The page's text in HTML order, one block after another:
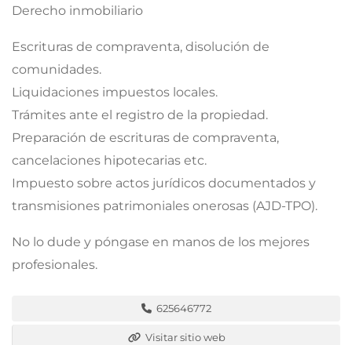
Derecho inmobiliario
Escrituras de compraventa, disolución de
comunidades.
Liquidaciones impuestos locales.
Trámites ante el registro de la propiedad.
Preparación de escrituras de compraventa,
cancelaciones hipotecarias etc.
Impuesto sobre actos jurídicos documentados y
transmisiones patrimoniales onerosas (AJD-TPO).
No lo dude y póngase en manos de los mejores
profesionales.
625646772
Visitar sitio web